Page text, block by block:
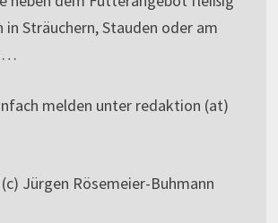
in Sträuchern, Stauden oder am
melden unter redaktion (at)
Jürgen Rösemeier-Buhmann